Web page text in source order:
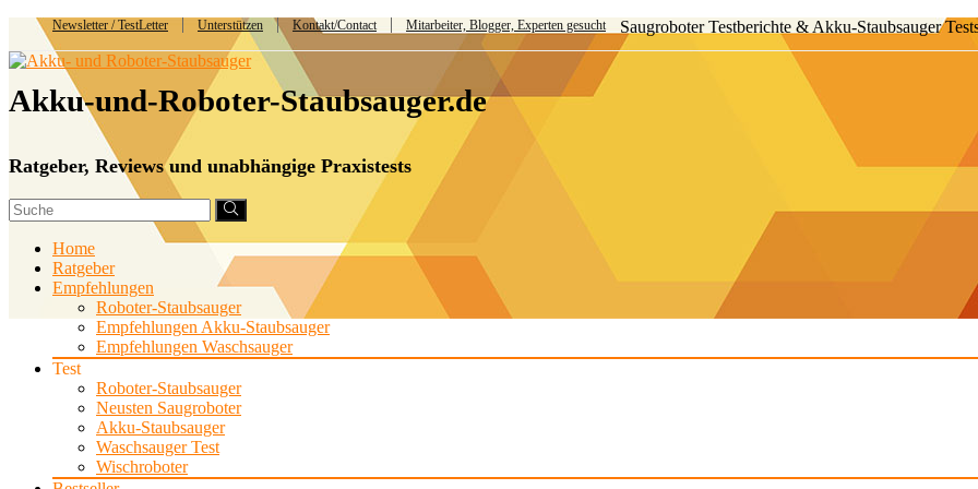
Newsletter / TestLetter Unterstützen Kontakt/Contact Mitarbeiter, Blogger, Experten gesucht Saugroboter Testberichte & Akku-Staubsauger
Akku-und-Roboter-Staubsauger.de
Ratgeber, Reviews und unabhängige Praxistests
Home
Ratgeber
Empfehlungen
Roboter-Staubsauger
Empfehlungen Akku-Staubsauger
Empfehlungen Waschsauger
Test
Roboter-Staubsauger
Neusten Saugroboter
Akku-Staubsauger
Waschsauger Test
Wischroboter